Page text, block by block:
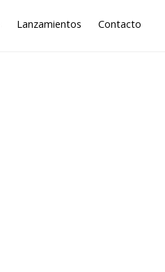
Lanzamientos Contacto